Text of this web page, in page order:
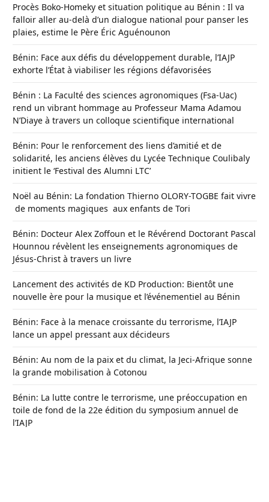
Procès Boko-Homeky et situation politique au Bénin : Il va
falloir aller au-delà d’un dialogue national pour panser les
plaies, estime le Père Éric Aguénounon
Bénin: Face aux défis du développement durable, l’IAJP
exhorte l’État à viabiliser les régions défavorisées
Bénin : La Faculté des sciences agronomiques (Fsa-Uac)
rend un vibrant hommage au Professeur Mama Adamou
N’Diaye à travers un colloque scientifique international
Bénin: Pour le renforcement des liens d’amitié et de
solidarité, les anciens élèves du Lycée Technique Coulibaly
initient le ‘Festival des Alumni LTC’
Noël au Bénin: La fondation Thierno OLORY-TOGBE fait vivre
de moments magiques aux enfants de Tori
Bénin: Docteur Alex Zoffoun et le Révérend Doctorant Pascal
Hounnou révèlent les enseignements agronomiques de
Jésus-Christ à travers un livre
Lancement des activités de KD Production: Bientôt une
nouvelle ère pour la musique et l’événementiel au Bénin
Bénin: Face à la menace croissante du terrorisme, l’IAJP
lance un appel pressant aux décideurs
Bénin: Au nom de la paix et du climat, la Jeci-Afrique sonne
la grande mobilisation à Cotonou
Bénin: La lutte contre le terrorisme, une préoccupation en
toile de fond de la 22e édition du symposium annuel de
l’IAJP